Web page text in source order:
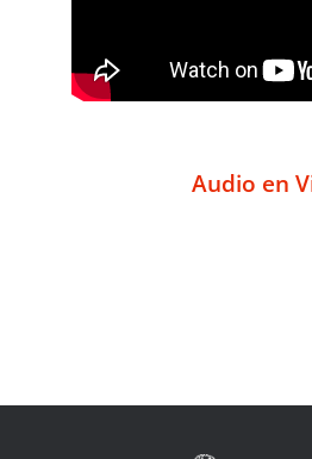
Audio en